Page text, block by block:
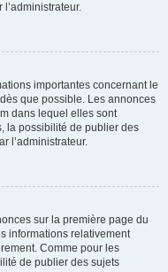
importantes concernant le
que possible. Les annonces
dans lequel elles sont
la possibilité de publier des
l’administrateur.
sur la première page du
informations relativement
Comme pour les
de publier des sujets